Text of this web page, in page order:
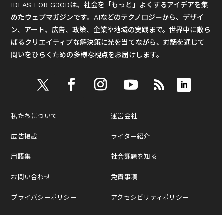
IDEAS FOR GOODは、社会を「もっと」よくするアイデアを集
めたウェブマガジンです。AIなどのテクノロジーから、デザイ
ン、アート、広告、政策、企業や地域の実践まで。世界中に散ら
ばるクリエイティブな解決策に光を当てながら、対話を通じて
問いをひらくための多様な視点をお届けします。
私たちについて
広告掲載
用語集
お問い合わせ
プライバシーポリシー
運営会社
ライター紹介
社会課題を知る
免責事項
アクセシビリティポリシー